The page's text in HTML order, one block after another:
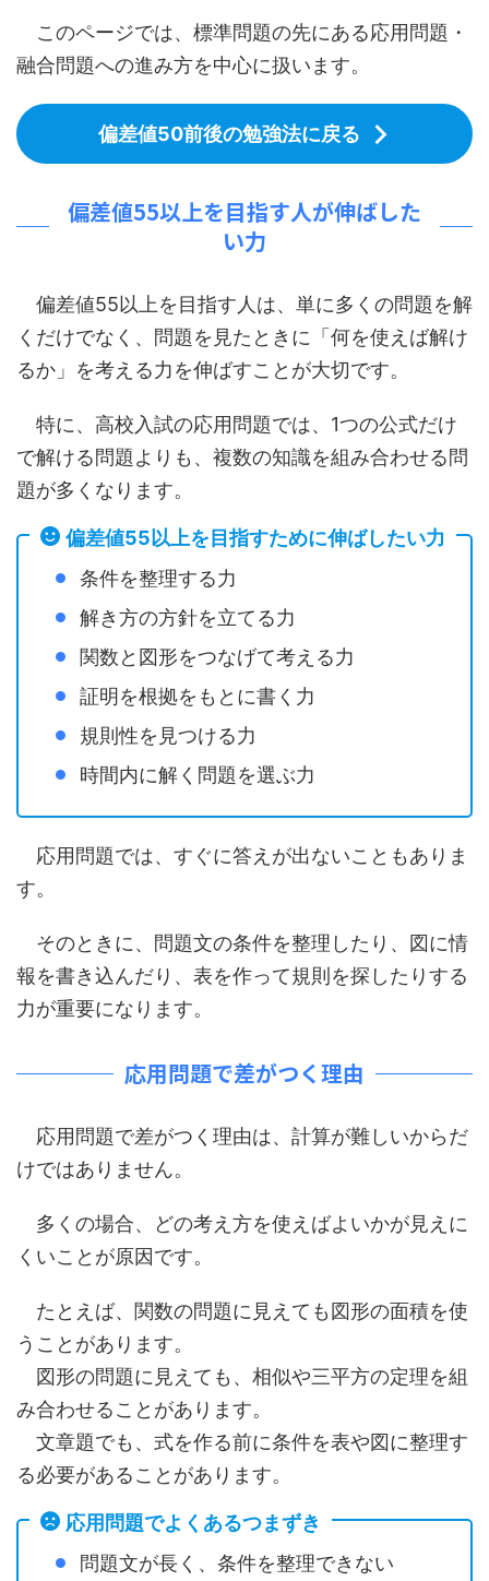
このページでは、標準問題の先にある応用問題・
融合問題への進み方を中心に扱います。
偏差値50前後の勉強法に戻る
偏差値55以上を目指す人が伸ばした
い力
偏差値55以上を目指す人は、単に多くの問題を解
くだけでなく、問題を見たときに「何を使えば解け
るか」を考える力を伸ばすことが大切です。
特に、高校入試の応用問題では、1つの公式だけ
で解ける問題よりも、複数の知識を組み合わせる問
題が多くなります。
偏差値55以上を目指すために伸ばしたい力
条件を整理する力
解き方の方針を立てる力
関数と図形をつなげて考える力
証明を根拠をもとに書く力
規則性を見つける力
時間内に解く問題を選ぶ力
応用問題では、すぐに答えが出ないこともありま
す。
そのときに、問題文の条件を整理したり、図に情
報を書き込んだり、表を作って規則を探したりする
力が重要になります。
応用問題で差がつく理由
応用問題で差がつく理由は、計算が難しいからだ
けではありません。
多くの場合、どの考え方を使えばよいかが見えに
くいことが原因です。
たとえば、関数の問題に見えても図形の面積を使
うことがあります。
図形の問題に見えても、相似や三平方の定理を組
み合わせることがあります。
文章題でも、式を作る前に条件を表や図に整理す
る必要があることがあります。
応用問題でよくあるつまずき
問題文が長く、条件を整理できない